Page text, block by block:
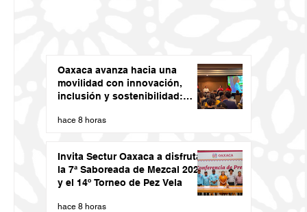
Oaxaca avanza hacia una
movilidad con innovación,
inclusión y sostenibilidad:
hace 8 horas
Invita Sectur Oaxaca a disfrutar
la 7ª Saboreada de Mezcal 2026
y el 14º Torneo de Pez Vela
hace 8 horas